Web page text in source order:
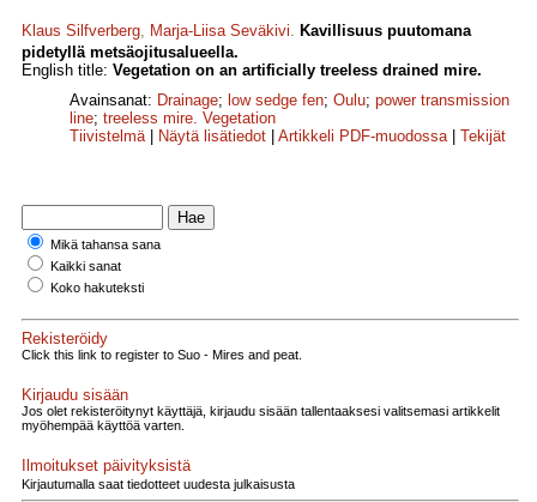
Klaus Silfverberg, Marja-Liisa Seväkivi. Kavillisuus puutomana
pidetyllä metsäojitusalueella.
English title: Vegetation on an artificially treeless drained mire.
Avainsanat: Drainage; low sedge fen; Oulu; power transmission
line; treeless mire. Vegetation
Tiivistelmä| Näytä lisätiedot Artikkeli PDF-muodossa| Tekijät
Mikä tahansa sana
Kaikki sanat
Koko hakuteksti
Rekisteröidy
Click this link to register to Suo - Mires and peat.
Kirjaudu sisään
Jos olet rekisteröitynyt käyttäjä, kirjaudu sisään tallentaaksesi valitsemasi artikkelit
myöhempää käyttöä varten.
Ilmoitukset päivityksistä
Kirjautumalla saat tiedotteet uudesta julkaisusta